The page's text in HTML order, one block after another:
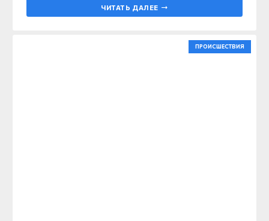
ЧИТАТЬ ДАЛЕЕ
ПРОИСШЕСТВИЯ